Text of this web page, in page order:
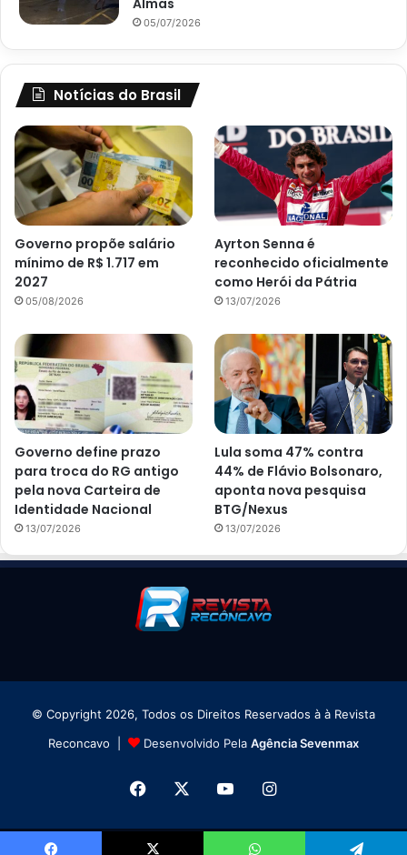
05/07/2026
Notícias do Brasil
Governo propõe salário
mínimo de R$ 1.717 em
2027
05/08/2026
Ayrton Senna é
reconhecido oficialmente
como Herói da Pátria
13/07/2026
Governo define prazo
para troca do RG antigo
pela nova Carteira de
Identidade Nacional
13/07/2026
Lula soma 47% contra
44% de Flávio Bolsonaro,
aponta nova pesquisa
BTG/Nexus
13/07/2026
© Copyright 2026, Todos os Direitos Reservados à à Revista
Reconcavo |
Desenvolvido Pela Agência Sevenmax
Facebook YouTubeInstagram